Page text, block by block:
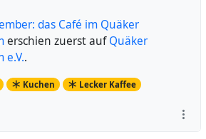
das Café im Quäker
erschien zuerst aufQuäker
e.V..
Kuchen Lecker Kaffee